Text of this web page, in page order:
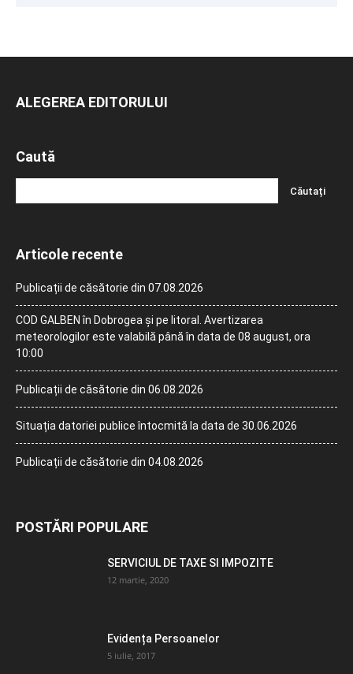
ALEGEREA EDITORULUI
Caută
Articole recente
Publicații de căsătorie din 07.08.2026
COD GALBEN în Dobrogea și pe litoral. Avertizarea
meteorologilor este valabilă până în data de 08 august, ora
10:00
Publicații de căsătorie din 06.08.2026
Situația datoriei publice întocmită la data de 30.06.2026
Publicații de căsătorie din 04.08.2026
POSTĂRI POPULARE
SERVICIUL DE TAXE SI IMPOZITE
12 martie, 2020
Evidența Persoanelor
5 iulie, 2017